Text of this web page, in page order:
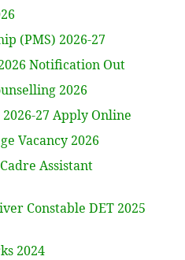
(PMS) 2026-27
Notification Out
2026
27 Apply Online
Vacancy 2026
Assistant
Constable DET 2025
2024